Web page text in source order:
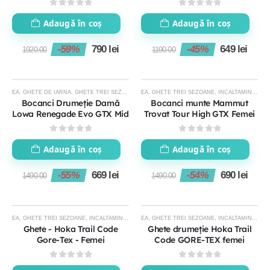
0out of 5
Adaugă în coș
1920.00 -59% 790 lei
0out of 5
Adaugă în coș
1190.00 -45% 649 lei
STOC EPUIZAT
EA, GHETE DE IARNA, GHETE TREI SEZOANE INCALTAMINTE, INCALTAMINTE DE DRUMETIE
Bocanci Drumeție Damă
Lowa Renegade Evo GTX Mid
0out of 5
Adaugă în coș
1490.00 -55% 669 lei
STOC EPUIZAT
EA, GHETE TREI SEZOANE, INCALTAMINTE
Bocanci munte Mammut
Trovat Tour High GTX Femei
0out of 5
Adaugă în coș
1490.00 -54% 690 lei
STOC EPUIZAT
EA, GHETE TREI SEZOANE, INCALTAMINTE INCALTAMINTE DE DRUMETIE FEMEI,
Ghete - Hoka Trail Code
Gore-Tex - Femei
0out of 5
STOC EPUIZAT
EA, GHETE TREI SEZOANE, INCALTAMINTE
Ghete drumeție Hoka Trail
Code GORE-TEX femei
0out of 5